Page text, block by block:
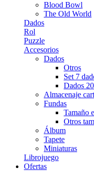
Blood Bowl
The Old World
Dados
Rol
Puzzle
Accesorios
Dados
Otros
Set 7
Dados
Almacenaje
Fundas
Tamaño
Otros
Álbum
Tapete
Miniaturas
Librojuego
Ofertas